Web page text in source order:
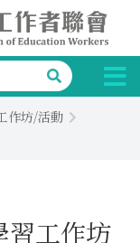
作坊/活動
習工作坊